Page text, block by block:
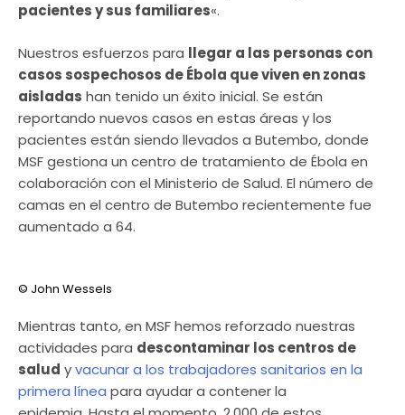
pacientes y sus familiares«.
Nuestros esfuerzos para llegar a las personas con
casos sospechosos de Ébola que viven en zonas
aisladas han tenido un éxito inicial. Se están
reportando nuevos casos en estas áreas y los
pacientes están siendo llevados a Butembo, donde
MSF gestiona un centro de tratamiento de Ébola en
colaboración con el Ministerio de Salud. El número de
camas en el centro de Butembo recientemente fue
aumentado a 64.
© John Wessels
Mientras tanto, en MSF hemos reforzado nuestras
actividades para descontaminar los centros de
salud yvacunar a los trabajadores sanitarios en la
primera línea para ayudar a contener la